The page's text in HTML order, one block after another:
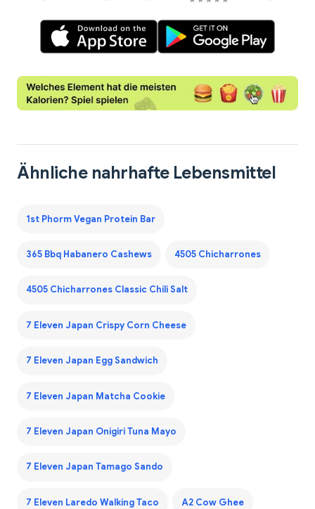
Ähnliche nahrhafte Lebensmittel
1st Phorm Vegan Protein Bar
365 Bbq Habanero Cashews 4505 Chicharrones
4505 Chicharrones Classic Chili Salt
7 Eleven Japan Crispy Corn Cheese
7 Eleven Japan Egg Sandwich
7 Eleven Japan Matcha Cookie
7 Eleven Japan Onigiri Tuna Mayo
7 Eleven Japan Tamago Sando
7 Eleven Laredo Walking Taco A2 Cow Ghee